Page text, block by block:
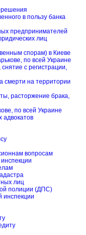
решения
в пользу банка
предпринимателей
лиц
спорам) в Киеве
по всей Украине
с регистрации,
смерти на территории
расторжение брака,
по всей Украине
адвокатов
вопросам
лиц
полиции (ДПС)
инспекции